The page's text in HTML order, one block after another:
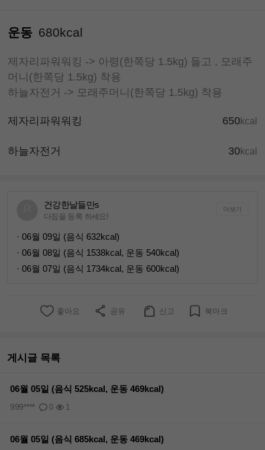
운동 680kcal
제자리파워워킹 -> 아령(한쪽당 1.5kg) 들고 , 모래주
머니(한쪽당 1.5kg) 착용
하늘자전거 -> 모래주머니(한쪽당 1.5kg) 착용
제자리파워워킹 650kcal
하늘자전거 30kcal
건강한날들만s
다짐을 등록 하세요!
더보기
· 06월 09일 (음식 632kcal)
· 06월 08일 (음식 1538kcal, 운동 540kcal)
· 06월 07일 (음식 1734kcal, 운동 600kcal)
좋아요 공유 신고 북마크
게시글 목록
06월 05일 (음식 525kcal, 운동 469kcal)
0 1
999****
06월 05일 (음식 685kcal, 운동 469kcal)